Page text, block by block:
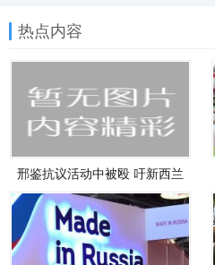
热点内容
邢鉴抗议活动中被殴 吁新西兰